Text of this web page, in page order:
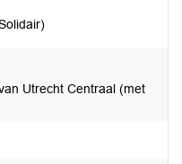
Utrecht Centraal (met